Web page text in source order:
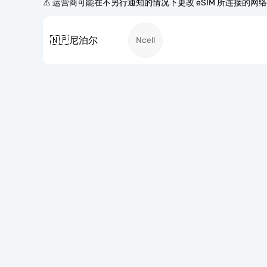
⚠️ 运营商可能在不另行通知的情况下更改 eSIM 所连接的网
🇳🇵尼泊尔 Ncell